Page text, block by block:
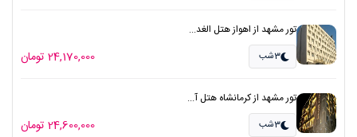
تور مشهد از اهواز هتل الغد...
3شب 24,170,000 تومان
تور مشهد از کرمانشاه هتل آ...
3شب 24,600,000 تومان